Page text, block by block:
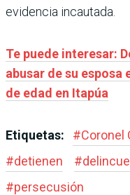
evidencia incautada.
Te puede interesar:
abusar de su
de edad en Itapúa
Etiquetas: #Coronel
#detienen #
#persecusión